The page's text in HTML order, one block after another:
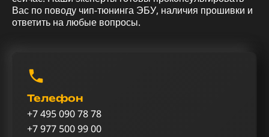
Вас по поводу чип-тюнинга ЭБУ, наличия прошивки и
ответить на любые вопросы.
Телефон
+7 495 090 78 78
+7 977 500 99 00